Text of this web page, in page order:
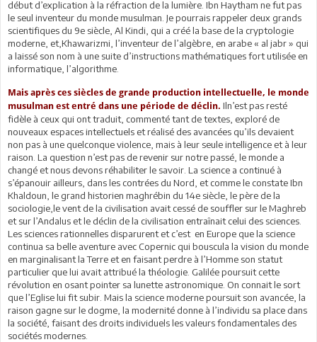
début d’explication à la réfraction de la lumière. Ibn Haytham ne fut pas
le seul inventeur du monde musulman. Je pourrais rappeler deux grands
scientifiques du 9e siècle, Al Kindi, qui a créé la base de la cryptologie
moderne, et,Khawarizmi, l’inventeur de l’algèbre, en arabe « al jabr » qui
a laissé son nom à une suite d’instructions mathématiques fort utilisée en
informatique, l’algorithme.
Mais après ces siècles de grande production intellectuelle, le monde
musulman est entré dans une période de déclin. Iln’est pas resté
fidèle à ceux qui ont traduit, commenté tant de textes, exploré de
nouveaux espaces intellectuels et réalisé des avancées qu’ils devaient
non pas à une quelconque violence, mais à leur seule intelligence et à leur
raison. La question n’est pas de revenir sur notre passé, le monde a
changé et nous devons réhabiliter le savoir. La science a continué à
s’épanouir ailleurs, dans les contrées du Nord, et comme le constate Ibn
Khaldoun, le grand historien maghrébin du 14e siècle, le père de la
sociologie,le vent de la civilisation avait cessé de souffler sur le Maghreb
et sur l’Andalus et le déclin de la civilisation entraînait celui des sciences.
Les sciences rationnelles disparurent et c’est en Europe que la science
continua sa belle aventure avec Copernic qui bouscula la vision du monde
en marginalisant la Terre et en faisant perdre à l’Homme son statut
particulier que lui avait attribué la théologie. Galilée poursuit cette
révolution en osant pointer sa lunette astronomique. On connait le sort
que l’Eglise lui fit subir. Mais la science moderne poursuit son avancée, la
raison gagne sur le dogme, la modernité donne à l’individu sa place dans
la société, faisant des droits individuels les valeurs fondamentales des
sociétés modernes.